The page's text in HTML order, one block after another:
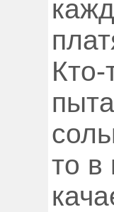
то в